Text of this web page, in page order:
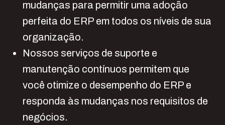
mudanças para permitir uma adoção
perfeita do ERP em todos os níveis de sua
organização.
Nossos serviços de suporte e
manutenção contínuos permitem que
você otimize o desempenho do ERP e
responda às mudanças nos requisitos de
negócios.